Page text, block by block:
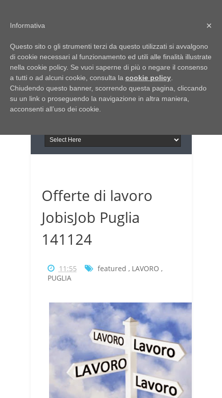
Italia Notizie
Giornale di Basilicata
Giornale di Puglia
INFORMAPUGLIA
Il portale n.1 del lavoro
in Puglia
Offerte di lavoro
JobisJob Puglia
141124
11:55 featured , LAVORO ,
PUGLIA
×
Informativa
Questo sito o gli strumenti terzi da questo utilizzati si avvalgono
di cookie necessari al funzionamento ed utili alle finalità illustrate
nella cookie policy. Se vuoi saperne di più o negare il consenso
a tutti o ad alcuni cookie, consulta la cookie policy
Chiudendo questo banner, scorrendo questa pagina, cliccando
su un link o proseguendo la navigazione in altra maniera,
acconsenti all’uso dei cookie.